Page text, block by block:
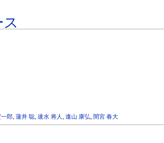
郎,蓮井 聡,速水 将人 ,逢山 康弘, 間宮 春大